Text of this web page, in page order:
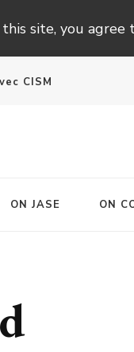
site, you agree
CISM
ON JASE ON